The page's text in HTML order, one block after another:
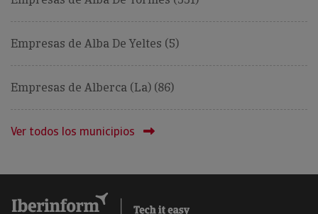
Empresas de Alba De Yeltes (5)
Empresas de Alberca (La) (86)
Ver todos los municipios